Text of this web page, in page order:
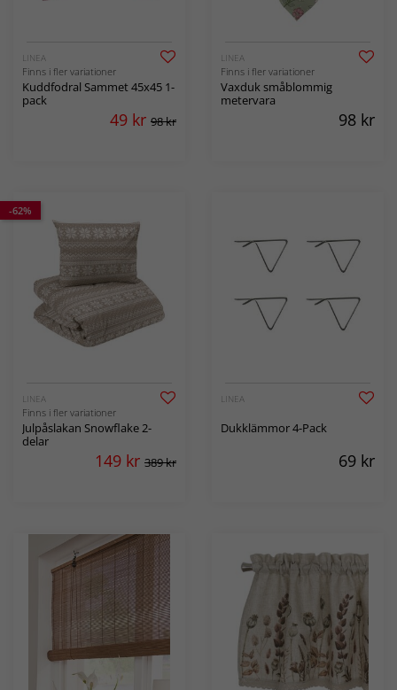
LINEA
Finns i fler variationer
Kuddfodral Sammet 45x45 1-
pack
49 kr 98 kr
LINEA
Finns i fler variationer
Vaxduk småblommig
metervara
98 kr
-62%
LINEA
Finns i fler variationer
Julpåslakan Snowflake 2-
delar
149 kr 389 kr
LINEA
Dukklämmor 4-Pack
69 kr